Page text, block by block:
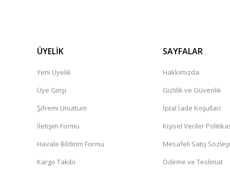
ÜYELİK
Yeni Üyelik
Üye Girişi
Şifremi Unuttum
İletişim Formu
Havale Bildirim Formu
Kargo Takibi
SAYFALAR
Hakkımızda
Gizlilik ve Güvenlik
İptal İade Koşullari
Kişisel Veriler
Mesafeli Satış
Ödeme ve Teslimat